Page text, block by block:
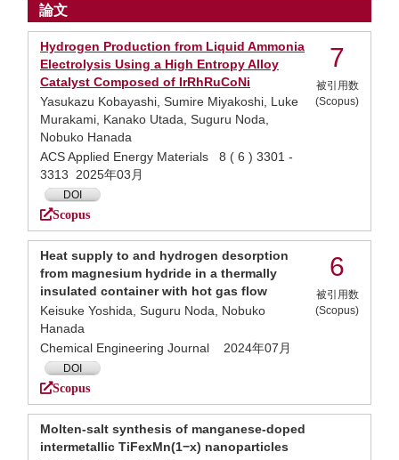
論文
Hydrogen Production from Liquid Ammonia
Electrolysis Using a High Entropy Alloy
Catalyst Composed of IrRhRuCoNi
Yasukazu Kobayashi, Sumire Miyakoshi, Luke
Murakami, Kanako Utada, Suguru Noda,
Nobuko Hanada
ACS Applied Energy Materials 8 ( 6 ) 3301 -
3313 2025年03月
DOI
Scopus
7
被引用数
(Scopus)
Heat supply to and hydrogen desorption
from magnesium hydride in a thermally
insulated container with hot gas flow
Keisuke Yoshida, Suguru Noda, Nobuko
Hanada
Chemical Engineering Journal 2024年07月
DOI
Scopus
6
被引用数
(Scopus)
Molten-salt synthesis of manganese-doped
intermetallic TiFexMn(1−x) nanoparticles